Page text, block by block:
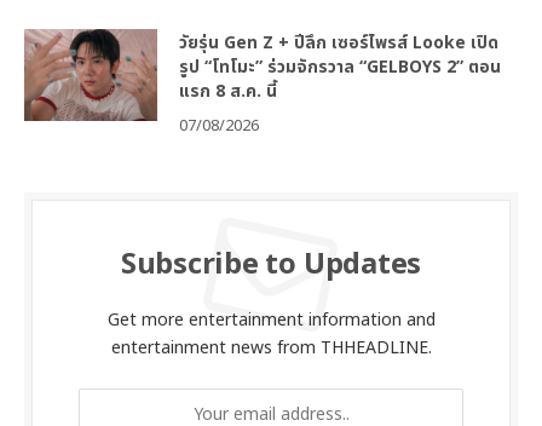
วัยรุ่น Gen Z + ปีลึก เซอร์ไพรส์ Looke เปิด
รูป “โทโมะ” ร่วมจักรวาล “GELBOYS 2” ตอน
แรก 8 ส.ค. นี้
07/08/2026
Subscribe to Updates
Get more entertainment information and
entertainment news from THHEADLINE.